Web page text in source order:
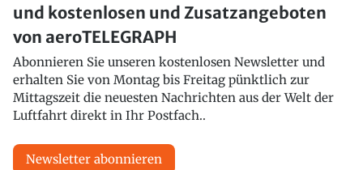
und kostenlosen und Zusatzangeboten
von aeroTELEGRAPH
Abonnieren Sie unseren kostenlosen Newsletter und
erhalten Sie von Montag bis Freitag pünktlich zur
Mittagszeit die neuesten Nachrichten aus der Welt der
Luftfahrt direkt in Ihr Postfach..
Newsletter abonnieren